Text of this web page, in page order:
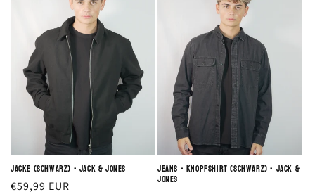
Jacke (schwarz) - Jack & Jones
Normaler
€59,99 EUR
Jeans - Knopfshirt (schwarz) - Jack &
Jones